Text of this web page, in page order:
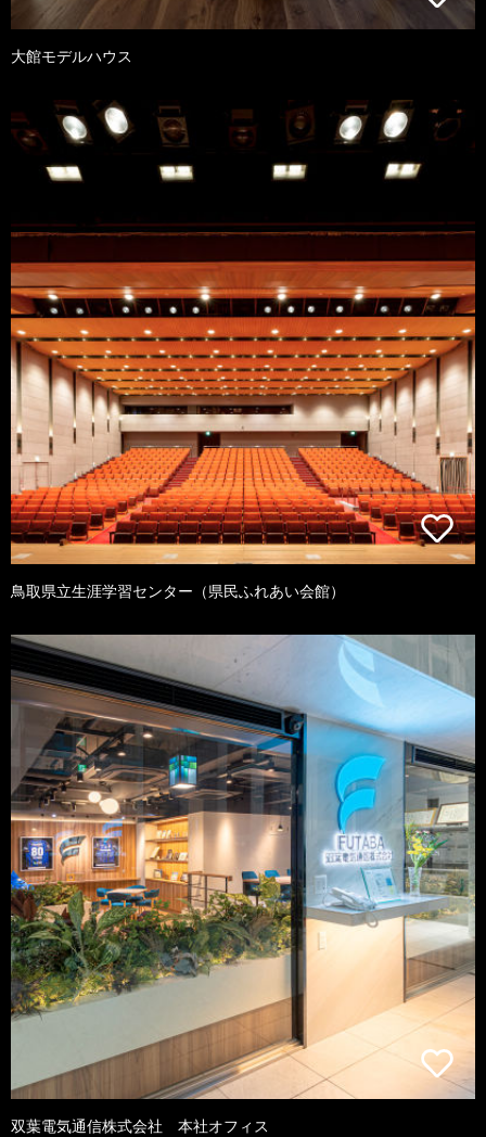
大館モデルハウス
鳥取県立生涯学習センター（県民ふれあい会館）
双葉電気通信株式会社 本社オフィス